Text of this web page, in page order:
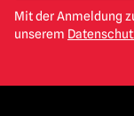
Mit der Anmeldung
unserem